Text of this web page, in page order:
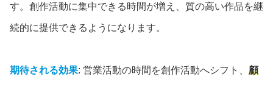
す。創作活動に集中できる時間が増え、質の高い作品を継
続的に提供できるようになります。
期待される効果: 営業活動の時間を創作活動へシフト、 顧